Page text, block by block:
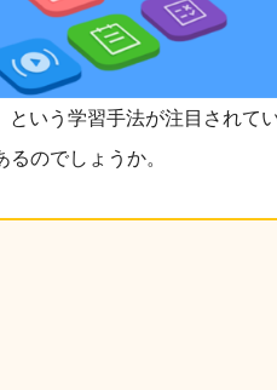
習
ップ
リ
いう学習手法が注目されて
のでしょうか。